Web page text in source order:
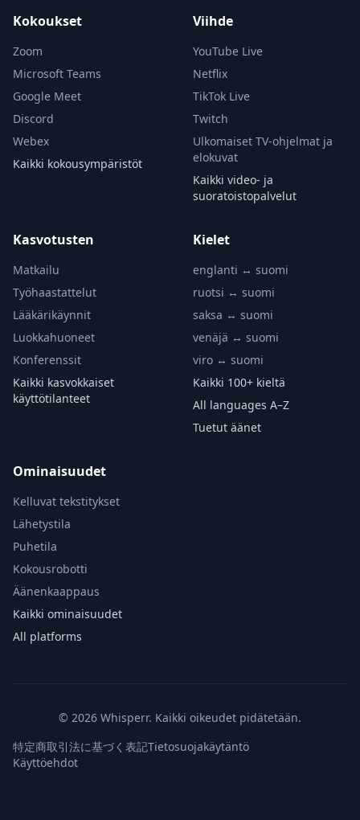
Kokoukset
Zoom
Microsoft Teams
Google Meet
Discord
Webex
Kaikki kokousympäristöt
Viihde
YouTube Live
Netflix
TikTok Live
Twitch
Ulkomaiset TV-ohjelmat ja
elokuvat
Kaikki video- ja
suoratoistopalvelut
Kasvotusten
Matkailu
Työhaastattelut
Lääkärikäynnit
Luokkahuoneet
Konferenssit
Kaikki kasvokkaiset
käyttötilanteet
Kielet
englanti ↔ suomi
ruotsi ↔ suomi
saksa ↔ suomi
venäjä ↔ suomi
viro ↔ suomi
Kaikki 100+ kieltä
All languages A–Z
Tuetut äänet
Ominaisuudet
Kelluvat tekstitykset
Lähetystila
Puhetila
Kokousrobotti
Äänenkaappaus
Kaikki ominaisuudet
All platforms
© 2026 Whisperr. Kaikki oikeudet pidätetään.
特定商取引法に基づく表記Tietosuojakäytäntö
Käyttöehdot